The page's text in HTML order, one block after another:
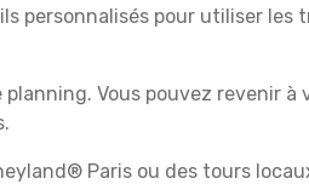
personnalisés pour utiliser les
Vous pouvez revenir à
Paris ou des tours